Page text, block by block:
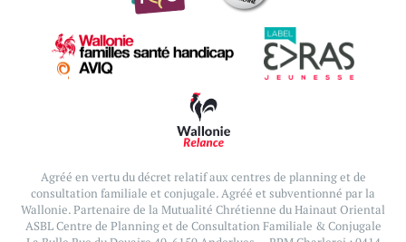
Agréé en vertu du décret relatif aux centres de planning et de
consultation familiale et conjugale.Agréé et subventionné par la
Wallonie. Partenaire de la Mutualité Chrétienne du Hainaut Oriental
ASBL Centre de Planning et de Consultation Familiale & Conjugale